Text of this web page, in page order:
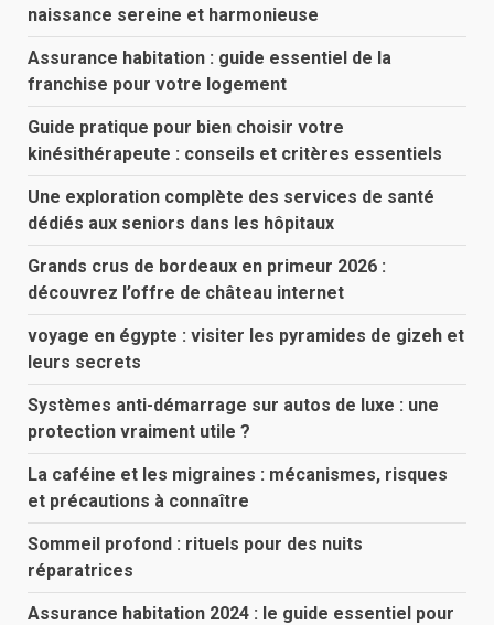
naissance sereine et harmonieuse
Assurance habitation : guide essentiel de la
franchise pour votre logement
Guide pratique pour bien choisir votre
kinésithérapeute : conseils et critères essentiels
Une exploration complète des services de santé
dédiés aux seniors dans les hôpitaux
Grands crus de bordeaux en primeur 2026 :
découvrez l’offre de château internet
voyage en égypte : visiter les pyramides de gizeh et
leurs secrets
Systèmes anti-démarrage sur autos de luxe : une
protection vraiment utile ?
La caféine et les migraines : mécanismes, risques
et précautions à connaître
Sommeil profond : rituels pour des nuits
réparatrices
Assurance habitation 2024 : le guide essentiel pour